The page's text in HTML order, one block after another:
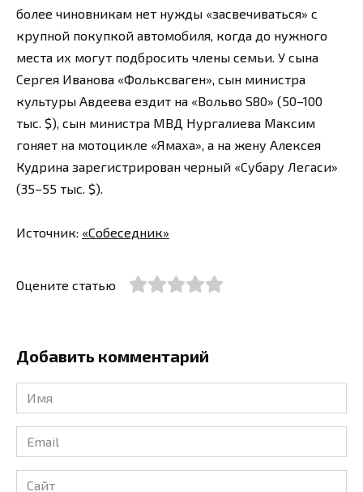
более чиновникам нет нужды «засвечиваться» с
крупной покупкой автомобиля, когда до нужного
места их могут подбросить члены семьи. У сына
Сергея Иванова «Фольксваген», сын министра
культуры Авдеева ездит на «Вольво S80» (50–100
тыс. $), сын министра МВД Нургалиева Максим
гоняет на мотоцикле «Ямаха», а на жену Алексея
Кудрина зарегистрирован черный «Субару Легаси»
(35–55 тыс. $).
Источник: «Собеседник»
Оцените статью
Добавить комментарий
Имя
*
Email
*
Сайт